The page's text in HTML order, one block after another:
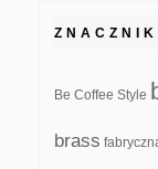
Be Coffee Style
brass